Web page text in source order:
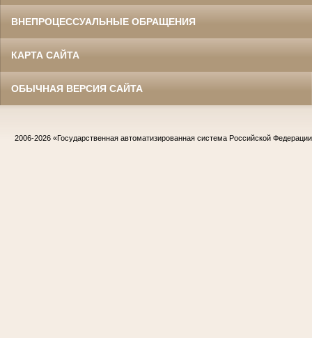
ВНЕПРОЦЕССУАЛЬНЫЕ ОБРАЩЕНИЯ
КАРТА САЙТА
ОБЫЧНАЯ ВЕРСИЯ САЙТА
2006-2026 «Государственная автоматизированная система Российской